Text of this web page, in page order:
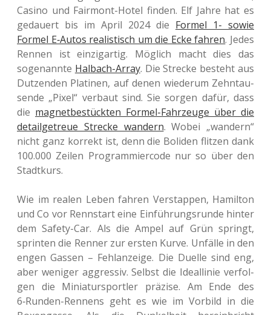
Casino und Fairm­ont-Hotel finden. Elf Jahre hat es
gedau­ert bis im April 2024 die Formel 1- sowie
Formel E‑Autos rea­lis­tisch um die Ecke fahren. Jedes
Rennen ist ein­zig­ar­tig. Mög­lich macht dies das
soge­nann­te Hal­bach-Array. Die Stre­cke besteht aus
Dut­zen­den Pla­ti­nen, auf denen wie­der­um Zehn­tau­
sen­de „Pixel“ ver­baut sind. Sie sorgen dafür, dass
die magnet­be­stück­ten Formel-Fahr­zeu­ge über die
detail­ge­treue Stre­cke wan­dern. Wobei „wan­dern“
nicht ganz kor­rekt ist, denn die Boli­den flit­zen dank
100.000 Zeilen Pro­gram­mier­code nur so über den
Stadtkurs.
Wie im realen Leben fahren Ver­st­ap­pen, Hamil­ton
und Co vor Renn­start eine Ein­füh­rungs­run­de hinter
dem Safety-Car. Als die Ampel auf Grün springt,
sprin­ten die Renner zur ersten Kurve. Unfäl­le in den
engen Gassen – Fehl­an­zei­ge. Die Duelle sind eng,
aber weni­ger aggres­siv. Selbst die Ide­al­li­nie ver­fol­
gen die Minia­tur­sport­ler prä­zi­se. Am Ende des
6‑Run­den-Ren­nens geht es wie im Vor­bild in die